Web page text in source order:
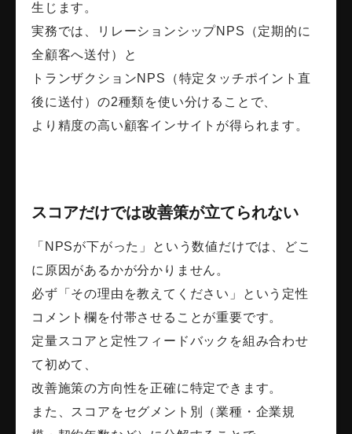
生じます。
実務では、リレーションシップNPS（定期的に
全顧客へ送付）と
トランザクションNPS（特定タッチポイント直
後に送付）の2種類を使い分けることで、
より精度の高い顧客インサイトが得られます。
スコアだけでは改善策が立てられない
「NPSが下がった」という数値だけでは、どこ
に原因があるかが分かりません。
必ず「その理由を教えてください」という定性
コメント欄を付帯させることが重要です。
定量スコアと定性フィードバックを組み合わせ
て初めて、
改善施策の方向性を正確に特定できます。
また、スコアをセグメント別（業種・企業規